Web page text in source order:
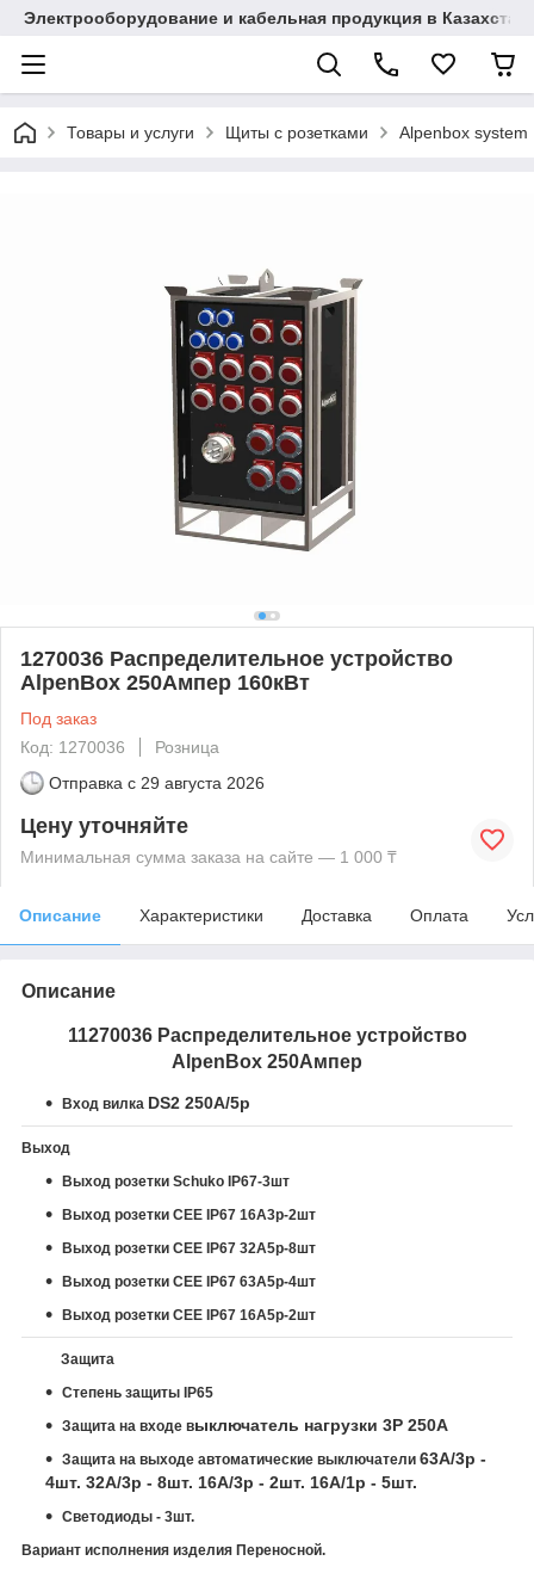
Электрооборудование и кабельная продукция в
Товары и услуги Щиты с розетками Alpenbox system
1270036 Распределительное устройство
AlpenBox 250Ампер 160кВт
Под заказ
Код: 1270036
Розница
Отправка с 29 августа 2026
Цену уточняйте
Минимальная сумма заказа на сайте — 1 000 ₸
Описание Характеристики Доставка Оплата
Описание
11270036 Распределительное устройство
AlpenBox 250Ампер
Вход вилка DS2 250A/5p
Выход
Выход розетки Schuko IP67-3шт
Выход розетки СЕЕ IP67 16А3р-2шт
Выход розетки СЕЕ IP67 32А5р-8шт
Выход розетки СЕЕ IP67 63А5р-4шт
Выход розетки СЕЕ IP67 16А5р-2шт
Защита
Степень защиты IP65
Защита на входе выключатель нагрузки 3P 250A
Защита на выходе автоматические выключатели 63A/3p -
4шт. 32A/3p - 8шт. 16A/3p - 2шт. 16A/1p - 5шт.
Светодиоды - 3шт.
Вариант исполнения изделия Переносной.